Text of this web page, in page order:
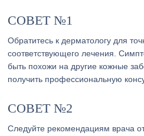
СОВЕТ №1
Обратитесь к дерматологу для
соответствующего лечения.
быть похожи на другие кожные
получить профессиональную
СОВЕТ №2
Следуйте рекомендациям врача